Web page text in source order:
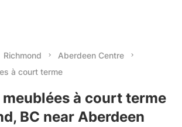
Richmond
Aberdeen Centre
à court terme
à court terme
BC near Aberdeen